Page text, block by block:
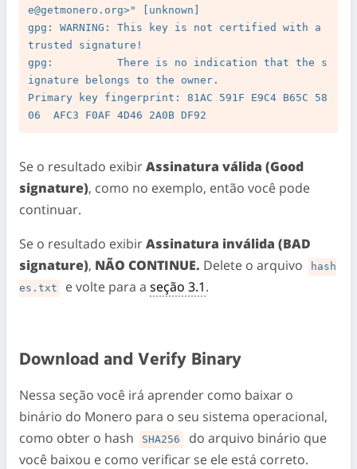
e@getmonero.org>" [unknown]
gpg: WARNING: This key is not certified with a
trusted signature!
gpg:          There is no indication that the s
ignature belongs to the owner.
Primary key fingerprint: 81AC 591F E9C4 B65C 58
Se o resultado exibirAssinatura válida (Good
signature), como no exemplo, então você pode
continuar.
Se o resultado exibirAssinatura inválida (BAD
signature), NÃO CONTINUE. Delete o arquivo
hash
es.txt
e volte para aseção 3.1.
Download and Verify Binary
Nessa seção você irá aprender como baixar o
binário do Monero para o seu sistema operacional,
como obter o hash
SHA256
do arquivo binário que
você baixou e como verificar se ele está correto.